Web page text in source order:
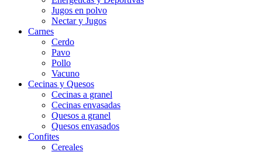
Jugos en polvo
Nectar y Jugos
Carnes
Cerdo
Pavo
Pollo
Vacuno
Cecinas y Quesos
Cecinas a granel
Cecinas envasadas
Quesos a granel
Quesos envasados
Confites
Cereales